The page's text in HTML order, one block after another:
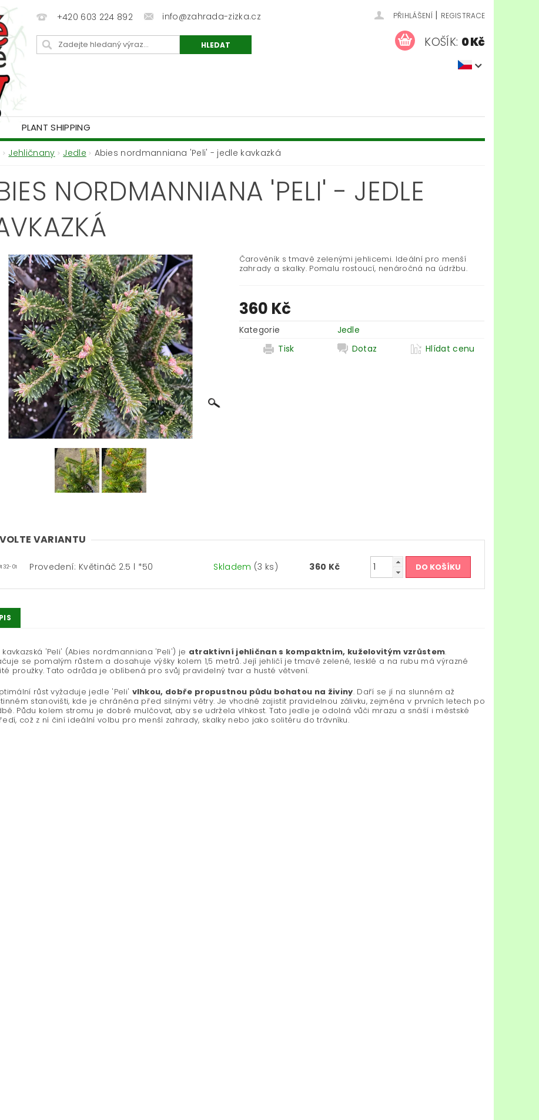
+420 603 224 892 info@zahrada-zizka.cz PŘIHLÁŠENÍ | REGISTRACE
KOŠÍK: 0 Kč
PLANT SHIPPING
Jehličnany Jedle Abies nordmanniana 'Peli' - jedle kavkazká
NORDMANNIANA 'PELI' - JEDLE
Čarověník s tmavě zelenými jehlicemi. Ideální pro menší
zahrady a skalky. Pomalu rostoucí, nenáročná na údržbu.
360 Kč
Kategorie
Jedle
Tisk
Dotaz Hlídat cenu
VARIANTU
01 Provedení: Květináč 2.5 l *50 Skladem (3 ks) 360 Kč
'Peli' (Abies nordmanniana 'Peli') je atraktivní jehličnan s kompaktním, kuželovitým vzrůstem.
se pomalým růstem a dosahuje výšky kolem 1,5 metrů. Její jehličí je tmavě zelené, lesklé a na rubu má výrazné
proužky. Tato odrůda je oblíbená pro svůj pravidelný tvar a husté větvení.
růst vyžaduje jedle 'Peli' vlhkou, dobře propustnou půdu bohatou na živiny. Daří se jí na slunném až
stanovišti, kde je chráněna před silnými větry. Je vhodné zajistit pravidelnou zálivku, zejména v prvních letech po
Půdu kolem stromu je dobré mulčovat, aby se udržela vlhkost. Tato jedle je odolná vůči mrazu a snáší i městské
což z ní činí ideální volbu pro menší zahrady, skalky nebo jako solitéru do trávníku.